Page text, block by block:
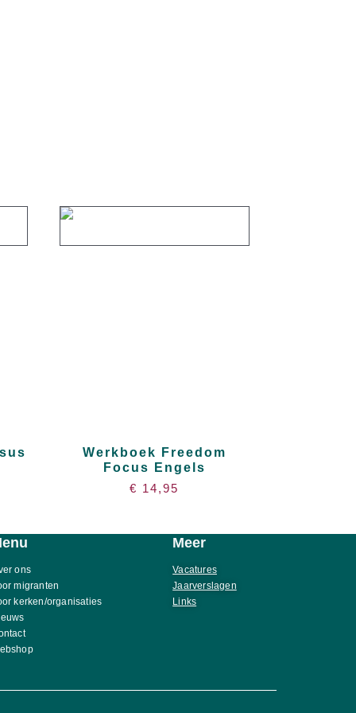
Werkboek Freedom
Focus Engels
€ 14,95
ons
migranten
kerken/organisaties
Meer
Vacatures
Jaarverslagen
Links